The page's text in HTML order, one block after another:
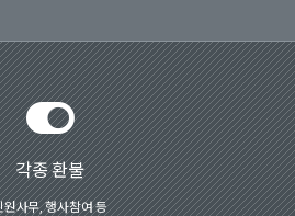
각종 환불
원사무, 행사참여 등